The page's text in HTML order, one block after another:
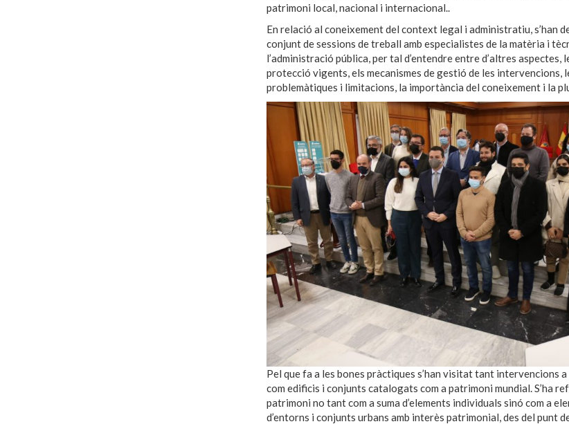
patrimoni local, nacional i internacional..
En relació al coneixement del context legal i administratiu, s’han
conjunt de sessions de treball amb especialistes de la matèria i
l’administració pública, per tal d’entendre entre d’altres aspectes,
protecció vigents, els mecanismes de gestió de les intervencions,
problemàtiques i limitacions, la importància del coneixement i la
Pel que fa a les bones pràctiques s’han visitat tant intervencions
com edificis i conjunts catalogats com a patrimoni mundial. S’ha
patrimoni no tant com a suma d’elements individuals sinó com a
d’entorns i conjunts urbans amb interès patrimonial, des del punt